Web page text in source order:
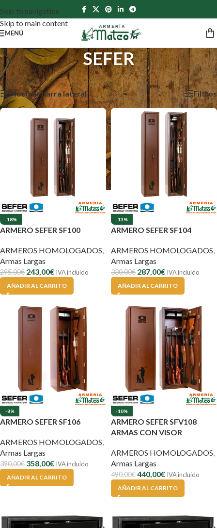
Skip to navigation
Skip to main content
MENÚ
SEFER
Inicio /SEFER
Mostrando 1–12 de 13 resultados
Mostrar barra lateral
Filtros
-18%
ARMERO SEFER SF100
ARMEROS HOMOLOGADOS,
Armas Largas
295,00€ 243,00€ IVA incluido
AÑADIR AL CARRITO
-13%
ARMERO SEFER SF104
ARMEROS HOMOLOGADOS,
Armas Largas
330,00€ 287,00€ IVA incluido
AÑADIR AL CARRITO
-8%
ARMERO SEFER SF106
ARMEROS HOMOLOGADOS,
Armas Largas
390,00€ 358,00€ IVA incluido
AÑADIR AL CARRITO
-10%
ARMERO SEFER SFV108
ARMAS CON VISOR
ARMEROS HOMOLOGADOS,
Armas Largas
490,00€440,00€ IVA incluido
AÑADIR AL CARRITO